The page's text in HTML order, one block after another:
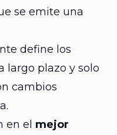
se emite una
define los
largo plazo y solo
cambios
en el mejor